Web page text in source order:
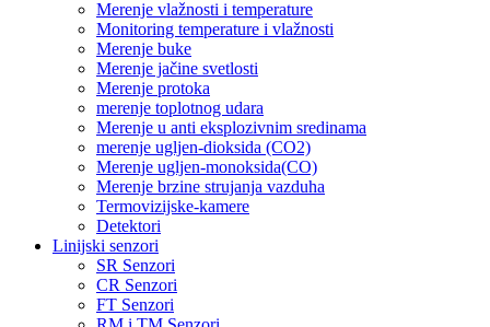
Merenje vlažnosti i temperature
Monitoring temperature i vlažnosti
Merenje buke
Merenje jačine svetlosti
Merenje protoka
merenje toplotnog udara
Merenje u anti eksplozivnim sredinama
merenje ugljen-dioksida (CO2)
Merenje ugljen-monoksida(CO)
Merenje brzine strujanja vazduha
Termovizijske-kamere
Detektori
Linijski senzori
SR Senzori
CR Senzori
FT Senzori